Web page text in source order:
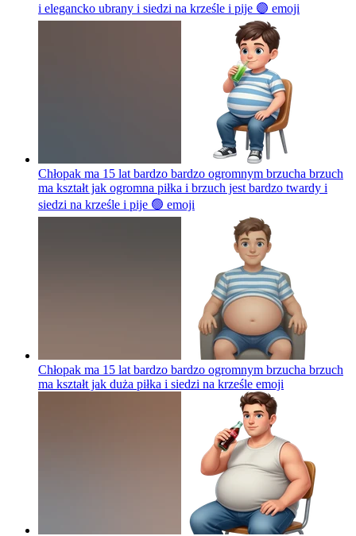
i elegancko ubrany i siedzi na krześle i pije 🟣 emoji
Chłopak ma 15 lat bardzo bardzo ogromnym brzucha brzuch
ma kształt jak ogromna piłka i brzuch jest bardzo twardy i
siedzi na krześle i pije 🟢 emoji
Chłopak ma 15 lat bardzo bardzo ogromnym brzucha brzuch
ma kształt jak duża piłka i siedzi na krześle emoji